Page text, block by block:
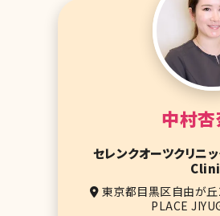
中村杏
セレンクオーツクリ
東京都目黒区自由が
PLACE